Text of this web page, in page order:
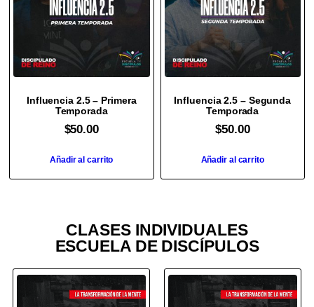
Influencia 2.5 – Primera
Temporada
$50.00
Añadir al carrito
Influencia 2.5 – Segunda
Temporada
$50.00
Añadir al carrito
CLASES INDIVIDUALES
ESCUELA DE DISCÍPULOS